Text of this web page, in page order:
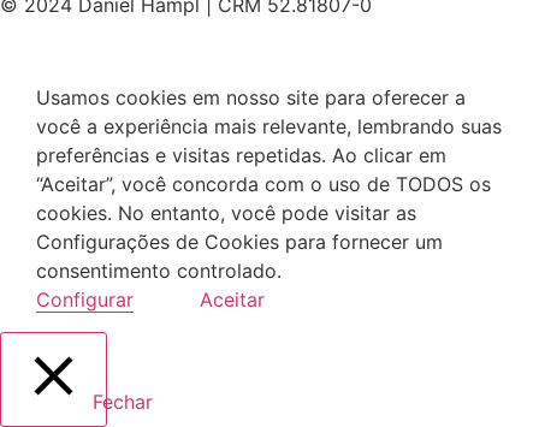
Usamos cookies em nosso site para oferecer a
você a experiência mais relevante, lembrando suas
preferências e visitas repetidas. Ao clicar em
“Aceitar”, você concorda com o uso de TODOS os
cookies. No entanto, você pode visitar as
Configurações de Cookies para fornecer um
consentimento controlado.
Configurar
Aceitar
Fechar